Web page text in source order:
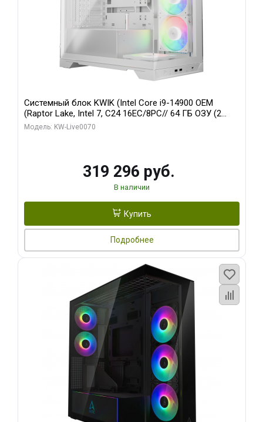
Системный блок KWIK (Intel Core i9-14900 OEM
(Raptor Lake, Intel 7, C24 16EC/8PC// 64 ГБ ОЗУ (2
модуля)/ Gigabyte RTX5080 XTREME WATERFORCE
Модель: KW-Live0070
319 296 руб.
В наличии
Купить
Подробнее